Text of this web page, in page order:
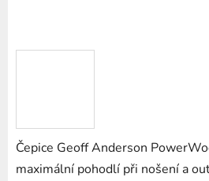
Čepice Geoff Anderson
maximální pohodlí při nošení a